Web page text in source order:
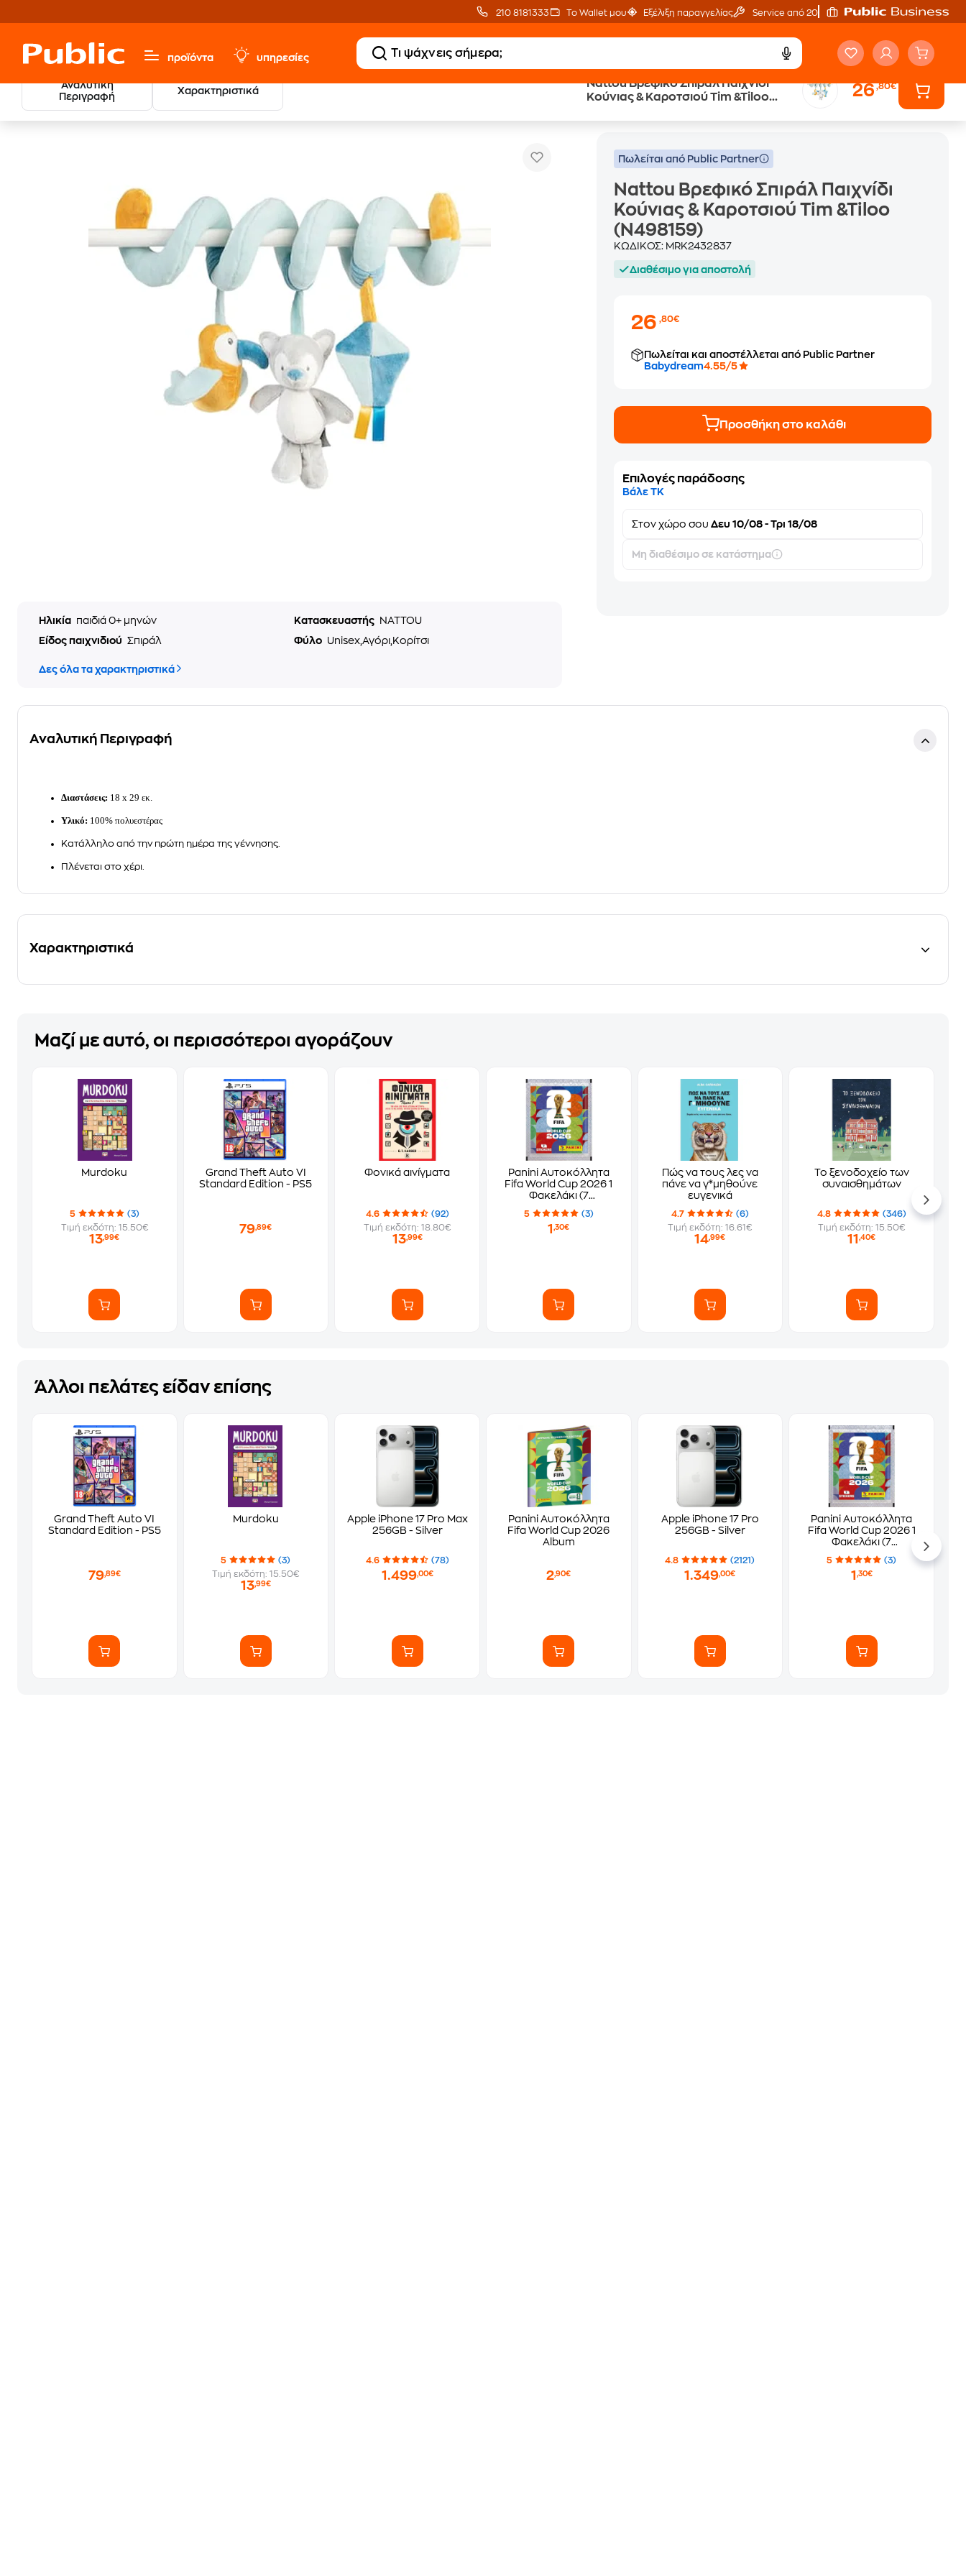
210 8181333 Το Wallet μου Εξέλιξη παραγγελίας Service από 20'
προϊόντα υπηρεσίες
Αναλυτική
Περιγραφή
Χαρακτηριστικά
Nattou Βρεφικό Σπιράλ Παιχνίδι
Κούνιας & Καροτσιού Tim &Tiloo
26,80€
Παιχνίδια & Παιδικά
Nattou Βρεφικό Σπιράλ Παιχνίδι Κούνιας & Καροτσιού Tim &Tiloo (N498159)
Ηλικία παιδιά 0+ μηνών Κατασκευαστής
NATTOU
Είδος παιχνιδιού Σπιράλ Φύλο Unisex,Αγόρι,Κορίτσι
Δες όλα τα χαρακτηριστικά
Πωλείται από Public Partner
Nattou Βρεφικό Σπιράλ Παιχνίδι
Κούνιας & Καροτσιού Tim &Tiloo
(N498159)
ΚΩΔΙΚΟΣ: MRK2432837
Διαθέσιμο για αποστολή
26,80€
Πωλείται και αποστέλλεται από Public Partner
Babydream4.55/5
Προσθήκη στο καλάθι
Επιλογές παράδοσης
Βάλε ΤΚ
Στονχώρο σου Δευ 10/08 - Τρι 18/08
Μη διαθέσιμο σε κατάστημα
Αναλυτική Περιγραφή
Διαστάσεις: 18 x 29 εκ.
Υλικό: 100% πολυεστέρας
Κατάλληλο από την πρώτη ημέρα της γέννησης.
Πλένεται στο χέρι.
Χαρακτηριστικά
Μαζί με αυτό, οι περισσότεροι αγοράζουν
Murdoku
5
(3)
Τιμή εκδότη: 15.50€
13,99€
Grand Theft Auto VI
Standard Edition - PS5
79,89€
Φονικά αινίγματα
4.6
(92)
Τιμή εκδότη: 18.80€
13,99€
Panini Αυτοκόλλητα
Fifa World Cup 2026 1
Φακελάκι (7
Αυτοκόλλητα)
5 (3)
1,30€
Πώς να τους λες να
πάνε να γ*μηθούνε
ευγενικά
4.7
(6)
Τιμή εκδότη: 16.61€
14,99€
Το ξενοδοχείο των
συναισθημάτων
4.8
(346)
Τιμή εκδότη: 15.50€
11,40€
Άλλοι πελάτες είδαν επίσης
Grand Theft Auto VI
Standard Edition - PS5
79,89€
Murdoku
5
(3)
Τιμή εκδότη: 15.50€
13,99€
Apple iPhone 17 Pro Max
256GB - Silver
4.6 (78)
1.499,00€
Panini Αυτοκόλλητα
Fifa World Cup 2026
Album
2,90€
Apple iPhone 17 Pro
256GB - Silver
4.8 (2121)
1.349,00€
Panini Αυτοκόλλητα
Fifa World Cup 2026 1
Φακελάκι (7
Αυτοκόλλητα)
5 (3)
1 ,30€